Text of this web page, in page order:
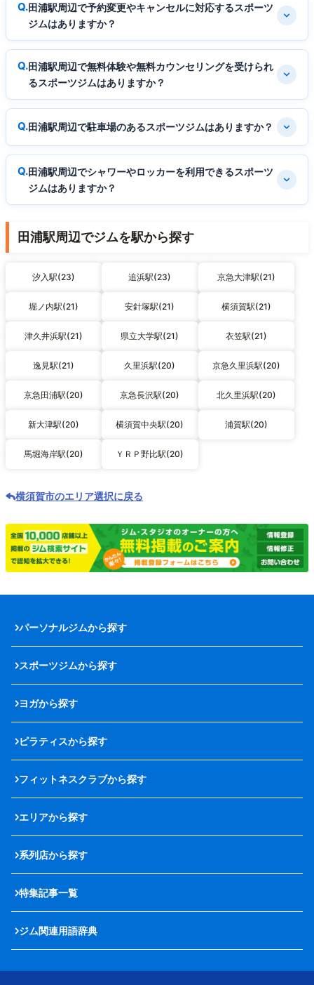
田浦駅周辺で予約変更やキャンセルに対応するスポーツ
ジムはありますか？
田浦駅周辺で無料体験や無料カウンセリングを受けられ
るスポーツジムはありますか？
田浦駅周辺で駐車場のあるスポーツジムはありますか？
田浦駅周辺でシャワーやロッカーを利用できるスポーツ
ジムはありますか？
田浦駅周辺でジムを駅から探す
汐入駅(23) 追浜駅(23) 京急大津駅(21)
堀ノ内駅(21) 安針塚駅(21) 横須賀駅(21)
津久井浜駅(21) 県立大学駅(21) 衣笠駅(21)
逸見駅(21) 久里浜駅(20) 京急久里浜駅(20)
京急田浦駅(20) 京急長沢駅(20) 北久里浜駅(20)
新大津駅(20) 横須賀中央駅(20) 浦賀駅(20)
馬堀海岸駅(20) ＹＲＰ野比駅(20)
横須賀市のエリア選択に戻る
パーソナルジムから探す
スポーツジムから探す
ヨガから探す
ピラティスから探す
フィットネスクラブから探す
エリアから探す
系列店から探す
特集記事一覧
ジム関連用語辞典